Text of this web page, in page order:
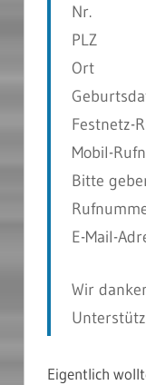
Nr.
PLZ
Ort
Festnetz-
Mobil-
Bitte
E-Mail-
Wir
Eigentlich